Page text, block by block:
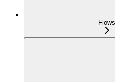
Flows